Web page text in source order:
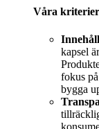
Våra kriterier
kapsel
fokus
bygga